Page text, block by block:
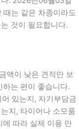
때는 같은 차종이라도
것이 필요합니다.
액이 낮은 견적만 보
는 편이 좋습니다.
있는지, 자기부담금
지, 타이어나 소모품
에 따라 실제 이용 만